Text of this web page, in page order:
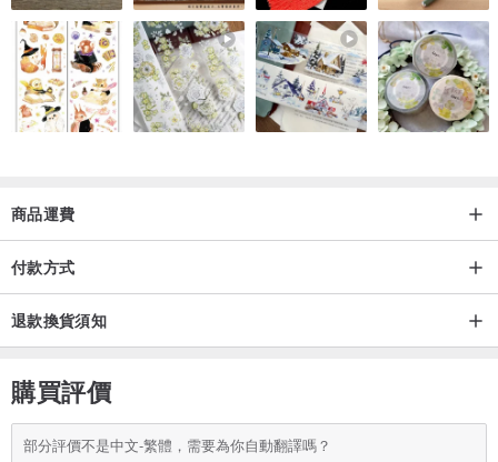
商品運費
付款方式
退款換貨須知
購買評價
部分評價不是中文-繁體，需要為你自動翻譯嗎？